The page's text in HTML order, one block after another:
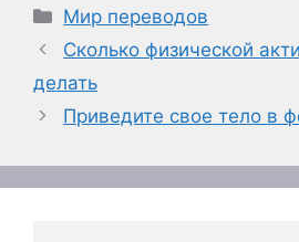
Рубрики
Мир переводов
Сколько физической
делать
Приведите свое тело в